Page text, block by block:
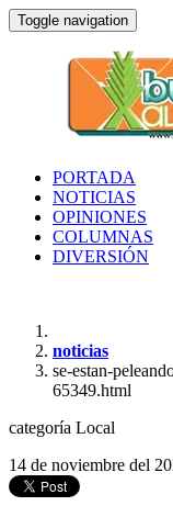
Toggle navigation
PORTADA
NOTICIAS
OPINIONES
COLUMNAS
DIVERSIÓN
noticias
se-estan-
65349.html
categoría Local
14 de noviembre del